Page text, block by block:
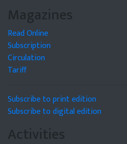
Magazines
Read Online
Subscription
Circulation
Tariff
Subscribe to print edition
Subscribe to digital edition
Activities